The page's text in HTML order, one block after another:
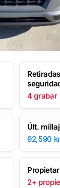
4 grabar
Últ.
92,590
2+